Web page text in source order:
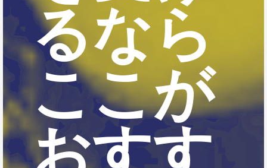
るなら
ここが
おすす